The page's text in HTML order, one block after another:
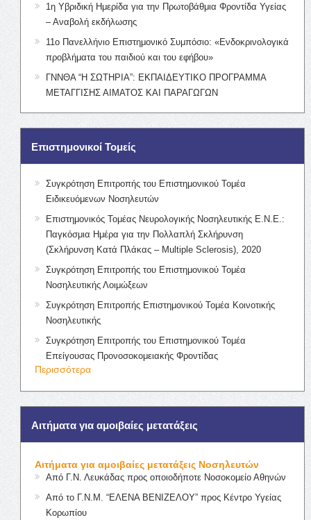
1η Υβριδική Ημερίδα για την Πρωτοβάθμια Φροντίδα Υγείας
– Αναβολή εκδήλωσης
11ο Πανελλήνιο Επιστημονικό Συμπόσιο: «Ενδοκρινολογικά
προβλήματα του παιδιού και του εφήβου»
ΓΝΝΘΑ “Η ΣΩΤΗΡΙΑ”: ΕΚΠΑΙΔΕΥΤΙΚΟ ΠΡΟΓΡΑΜΜΑ
ΜΕΤΑΓΓΙΣΗΣ ΑΙΜΑΤΟΣ ΚΑΙ ΠΑΡΑΓΩΓΩΝ
Επιστημονικοί Τομείς
Συγκρότηση Επιτροπής του Επιστημονικού Τομέα
Ειδικευόμενων Νοσηλευτών
Επιστημονικός Τομέας Νευρολογικής Νοσηλευτικής Ε.Ν.Ε.:
Παγκόσμια Ημέρα για την Πολλαπλή Σκλήρυνση
(Σκλήρυνση Κατά Πλάκας – Multiple Sclerosis), 2020
Συγκρότηση Επιτροπής του Επιστημονικού Τομέα
Νοσηλευτικής Λοιμώξεων
Συγκρότηση Επιτροπής Επιστημονικού Τομέα Κοινοτικής
Νοσηλευτικής
Συγκρότηση Επιτροπής του Επιστημονικού Τομέα
Επείγουσας Προνοσοκομειακής Φροντίδας
Περισσότερα
Αιτήματα για αμοιβαίες μετατάξεις
Αιτήματα για αμοιβαίες μετατάξεις Νοσηλευτών
Από Γ.Ν. Λευκάδας προς οποιοδήποτε Νοσοκομείο Αθηνών
Από το Γ.Ν.Μ. “ΕΛΕΝΑ ΒΕΝΙΖΕΛΟΥ” προς Κέντρο Υγείας
Κορωπίου